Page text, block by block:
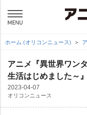
ホーム (オリコンニュース)
アニメ『異世界ワン
生活はじめました～
2023-04-07
オリコンニュース